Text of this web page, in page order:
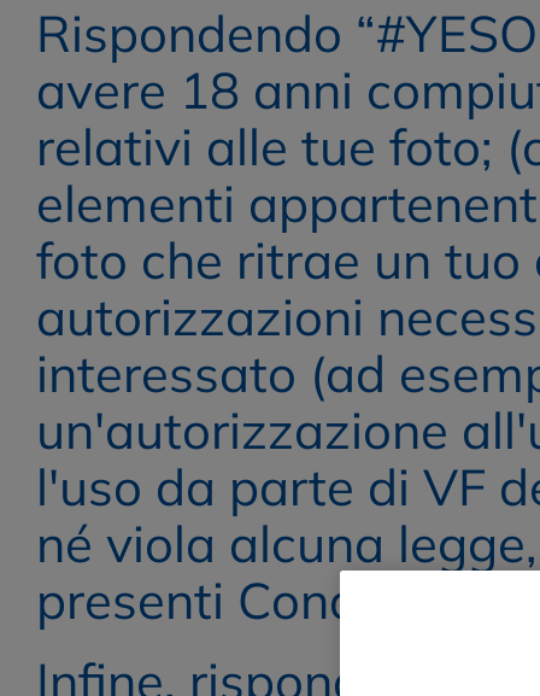
Rispondendo
avere 18 anni
relativi alle tue foto;
elementi
foto che ritrae un
autorizzazioni
interessato (ad
un'autorizzazione
l'uso da parte di VF
né viola alcuna
presenti Condizioni
Infine, rispondendo